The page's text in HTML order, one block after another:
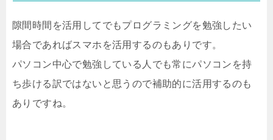
隙間時間を活用してでもプログラミングを勉強したい
場合であればスマホを活用するのもありです。
パソコン中心で勉強している人でも常にパソコンを持
ち歩ける訳ではないと思うので補助的に活用するのも
ありですね。